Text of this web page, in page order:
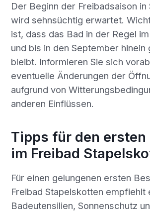
Der Beginn der Freibadsaison
wird sehnsüchtig erwartet.
ist, dass das Bad in der Regel
und bis in den September hinein
bleibt. Informieren Sie sich
eventuelle Änderungen der
aufgrund von
anderen Einflüssen.
Tipps für den ersten
im Freibad
Für einen gelungenen ersten
Freibad Stapelskotten empfiehlt
Badeutensilien, Sonnenschutz